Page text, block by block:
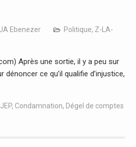
Ebenezer Politique, Z-LA-
Après une sortie, il y a peu sur
dénoncer ce qu’il qualifie d’injustice,
, Condamnation, Dégel de comptes